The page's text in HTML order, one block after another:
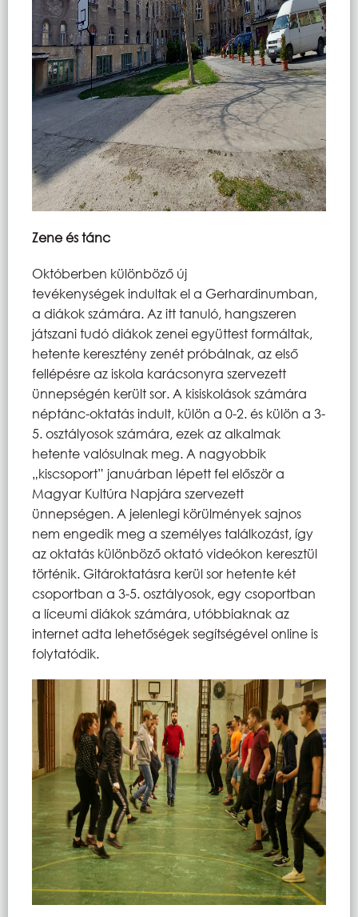
Zene és tánc
Októberben különböző új
tevékenységek indultak el a Gerhardinumban,
a diákok számára. Az itt tanuló, hangszeren
játszani tudó diákok zenei együttest formáltak,
hetente keresztény zenét próbálnak, az első
fellépésre az iskola karácsonyra szervezett
ünnepségén került sor. A kisiskolások számára
néptánc-oktatás indult, külön a 0-2. és külön a 3-
5. osztályosok számára, ezek az alkalmak
hetente valósulnak meg. A nagyobbik
„kiscsoport” januárban lépett fel először a
Magyar Kultúra Napjára szervezett
ünnepségen. A jelenlegi körülmények sajnos
nem engedik meg a személyes találkozást, így
az oktatás különböző oktató videókon keresztül
történik. Gitároktatásra kerül sor hetente két
csoportban a 3-5. osztályosok, egy csoportban
a líceumi diákok számára, utóbbiaknak az
internet adta lehetőségek segítségével online is
folytatódik.